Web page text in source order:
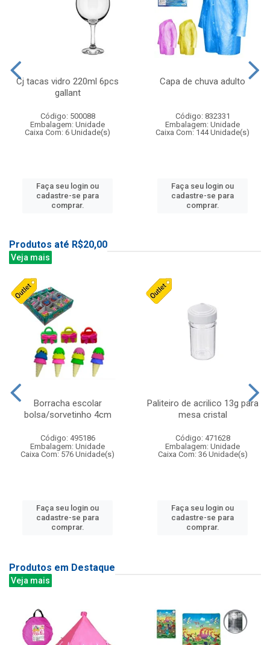
Cj tacas vidro 220ml 6pcs
gallant
Código: 500088
Embalagem: Unidade
Caixa Com: 6 Unidade(s)
Faça seu login ou
cadastre-se para
comprar.
Capa de chuva adulto
Código: 832331
Embalagem: Unidade
Caixa Com: 144 Unidade(s)
Faça seu login ou
cadastre-se para
comprar.
Produtos até R$20,00
Veja mais
Borracha escolar
bolsa/sorvetinho 4cm
Código: 495186
Embalagem: Unidade
Caixa Com: 576 Unidade(s)
Faça seu login ou
cadastre-se para
comprar.
Paliteiro de acrilico 13g para
mesa cristal
Código: 471628
Embalagem: Unidade
Caixa Com: 36 Unidade(s)
Faça seu login ou
cadastre-se para
comprar.
Produtos em Destaque
Veja mais